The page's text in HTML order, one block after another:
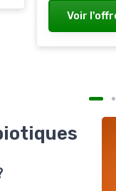
Voir